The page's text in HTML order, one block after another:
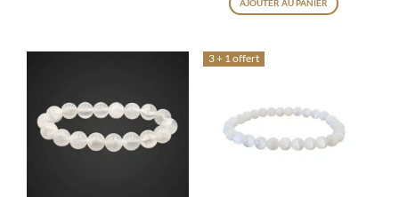
AJOUTER AU PANIER
3 + 1 offert